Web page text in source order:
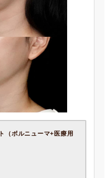
（ボルニューマ+医療用